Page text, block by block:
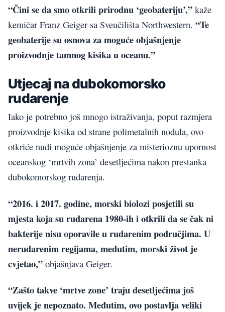
“Čini se da smo otkrili prirodnu ‘geobateriju’,” kaže
kemičar Franz Geiger sa Sveučilišta Northwestern. “Te
geobaterije su osnova za moguće objašnjenje
proizvodnje tamnog kisika u oceanu.”
Utjecaj na dubokomorsko
rudarenje
Iako je potrebno još mnogo istraživanja, poput razmjera
proizvodnje kisika od strane polimetalnih nodula, ovo
otkriće nudi moguće objašnjenje za misterioznu upornost
oceanskog ‘mrtvih zona’ desetljećima nakon prestanka
dubokomorskog rudarenja.
“2016. i 2017. godine, morski biolozi posjetili su
mjesta koja su rudarena 1980-ih i otkrili da se čak ni
bakterije nisu oporavile u rudarenim područjima. U
nerudarenim regijama, međutim, morski život je
cvjetao,” objašnjava Geiger.
“Zašto takve ‘mrtve zone’ traju desetljećima još
uvijek je nepoznato. Međutim, ovo postavlja veliki